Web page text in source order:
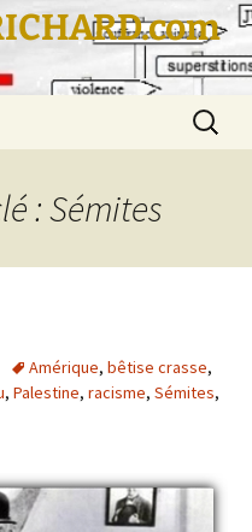
: Sémites
Amérique, bêtise crasse,
, Palestine, racisme, Sémites,